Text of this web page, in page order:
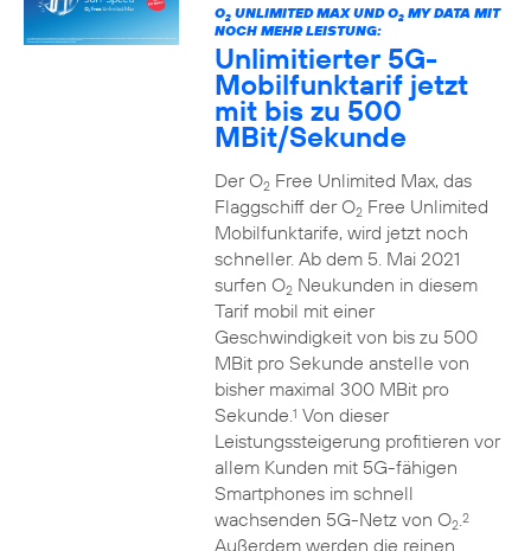
O2UNLIMITED MAX UND O2MY DATA MIT
NOCH MEHR LEISTUNG:
Unlimitierter 5G-
Mobilfunktarif jetzt
mit bis zu 500
MBit/Sekunde
Der O2Free Unlimited Max, das
Flaggschiff der O2Free Unlimited
Mobilfunktarife, wird jetzt noch
schneller. Ab dem 5. Mai 2021
surfen O2Neukunden in diesem
Tarif mobil mit einer
Geschwindigkeit von bis zu 500
MBit pro Sekunde anstelle von
bisher maximal 300 MBit pro
Sekunde.1 Von dieser
Leistungssteigerung profitieren vor
allem Kunden mit 5G-fähigen
Smartphones im schnell
wachsenden 5G-Netz von O2.2
Außerdem werden die reinen